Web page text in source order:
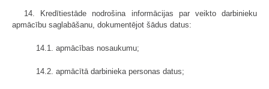
14. Kredītiestāde nodrošina informācijas par veikto darbinieku
apmācību saglabāšanu, dokumentējot šādus datus:
14.1. apmācības nosaukumu;
14.2. apmācītā darbinieka personas datus;